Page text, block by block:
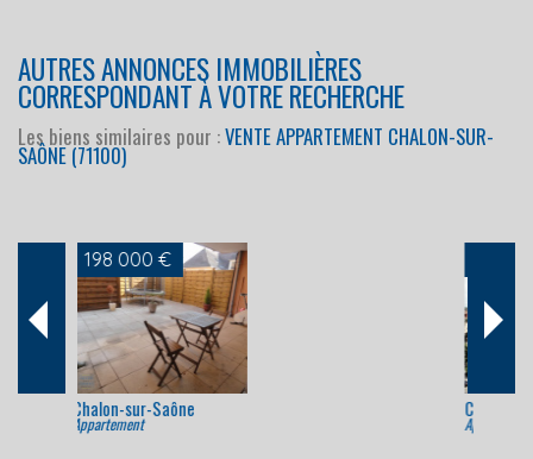
AUTRES ANNONCES IMMOBILIÈRES
CORRESPONDANT À VOTRE RECHERCHE
Les biens similaires pour :VENTE APPARTEMENT CHALON-SUR-
SAÔNE (71100)
160 000 €
Chalon-sur-Saône
Appartement